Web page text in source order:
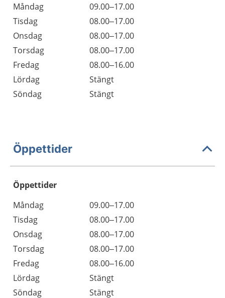
Måndag
09.00–17.00
Tisdag
08.00–17.00
Onsdag
08.00–17.00
Torsdag
08.00–17.00
Fredag
08.00–16.00
Lördag
Stängt
Söndag
Stängt
Öppettider
Öppettider
Dag
Öppettider
Kommentarer
Måndag
09.00–17.00
Tisdag
08.00–17.00
Onsdag
08.00–17.00
Torsdag
08.00–17.00
Fredag
08.00–16.00
Lördag
Stängt
Söndag
Stängt